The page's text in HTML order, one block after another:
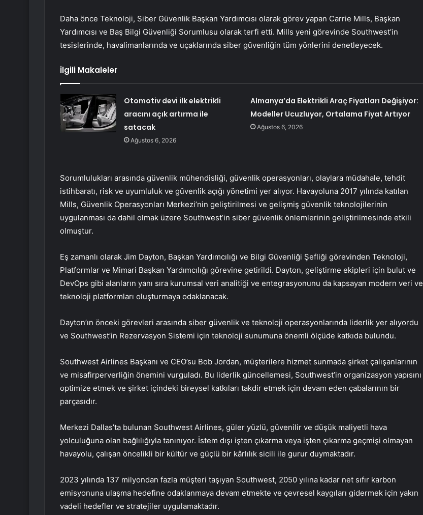
Daha önce Teknoloji, Siber Güvenlik Başkan Yardımcısı olarak görev yapan Carrie Mills, Başkan
Yardımcısı ve Baş Bilgi Güvenliği Sorumlusu olarak terfi etti. Mills yeni görevinde Southwest’in
tesislerinde, havalimanlarında ve uçaklarında siber güvenliğin tüm yönlerini denetleyecek.
İlgili Makaleler
Otomotiv devi ilk elektrikli
aracını açık artırma ile
satacak
Ağustos 6, 2026
Almanya’da Elektrikli Araç Fiyatları Değişiyor:
Modeller Ucuzluyor, Ortalama Fiyat Artıyor
Ağustos 6, 2026
Sorumlulukları arasında güvenlik mühendisliği, güvenlik operasyonları, olaylara müdahale, tehdit
istihbaratı, risk ve uyumluluk ve güvenlik açığı yönetimi yer alıyor. Havayoluna 2017 yılında katılan
Mills, Güvenlik Operasyonları Merkezi’nin geliştirilmesi ve gelişmiş güvenlik teknolojilerinin
uygulanması da dahil olmak üzere Southwest’in siber güvenlik önlemlerinin geliştirilmesinde etkili
olmuştur.
Eş zamanlı olarak Jim Dayton, Başkan Yardımcılığı ve Bilgi Güvenliği Şefliği görevinden Teknoloji,
Platformlar ve Mimari Başkan Yardımcılığı görevine getirildi. Dayton, geliştirme ekipleri için bulut ve
DevOps gibi alanların yanı sıra kurumsal veri analitiği ve entegrasyonunu da kapsayan modern veri ve
teknoloji platformları oluşturmaya odaklanacak.
Dayton’ın önceki görevleri arasında siber güvenlik ve teknoloji operasyonlarında liderlik yer alıyordu
ve Southwest’in Rezervasyon Sistemi için teknoloji sunumuna önemli ölçüde katkıda bulundu.
Southwest Airlines Başkanı ve CEO’su Bob Jordan, müşterilere hizmet sunmada şirket çalışanlarının
ve misafirperverliğin önemini vurguladı. Bu liderlik güncellemesi, Southwest’in organizasyon yapısını
optimize etmek ve şirket içindeki bireysel katkıları takdir etmek için devam eden çabalarının bir
parçasıdır.
Merkezi Dallas’ta bulunan Southwest Airlines, güler yüzlü, güvenilir ve düşük maliyetli hava
yolculuğuna olan bağlılığıyla tanınıyor. İstem dışı işten çıkarma veya işten çıkarma geçmişi olmayan
havayolu, çalışan öncelikli bir kültür ve güçlü bir kârlılık sicili ile gurur duymaktadır.
2023 yılında 137 milyondan fazla müşteri taşıyan Southwest, 2050 yılına kadar net sıfır karbon
emisyonuna ulaşma hedefine odaklanmaya devam etmekte ve çevresel kaygıları gidermek için yakın
vadeli hedefler ve stratejiler uygulamaktadır.